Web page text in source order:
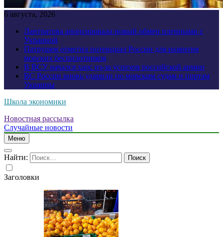
6 августа, 2026
Лантратова анонсировала новый обмен пленными с
Украиной
Патрушев отметил потенциал России для развития
морских беспилотников
В ВСУ начался хаос из-за успехов российской армии
ВС России вновь ударили по морским судам и портам
Украины
Школа экономики
Новостная рассылка
Случайные новости
Меню
Найти:
Заголовки